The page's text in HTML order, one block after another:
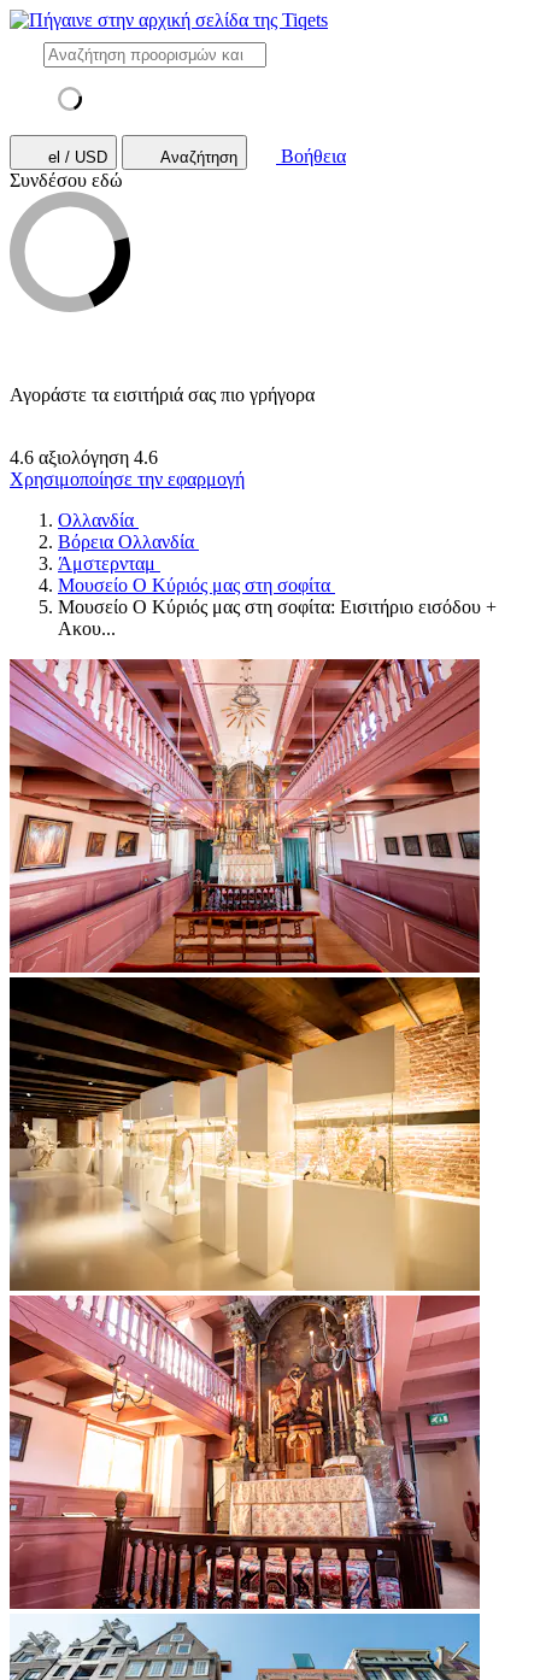
el / USD Αναζήτηση
Βοήθεια
Συνδέσου εδώ
Αγοράστε τα εισιτήριά σας πιο γρήγορα
4.6 αξιολόγηση 4.6
Χρησιμοποίησε την εφαρμογή
Ολλανδία
Βόρεια Ολλανδία
Άμστερνταμ
Μουσείο Ο Κύριός μας στη σοφίτα
Μουσείο Ο Κύριός μας στη σοφίτα: Εισιτήριο εισόδου +
Ακου...